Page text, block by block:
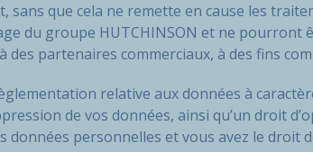
sans que cela ne remette en cause les
du groupe HUTCHINSON et ne pourront
des partenaires commerciaux, à des fins
relative aux données à
de vos données, ainsi qu’un droit
données personnelles et vous avez le droit